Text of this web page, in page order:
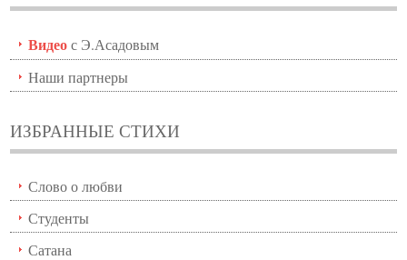
Видеос Э.Асадовым
Наши партнеры
ИЗБРАННЫЕ СТИХИ
Слово о любви
Студенты
Сатана